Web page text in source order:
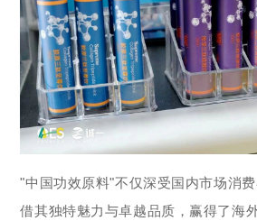
"中国功效原料"不仅深受国内市场消
借其独特魅力与卓越品质，赢得了海